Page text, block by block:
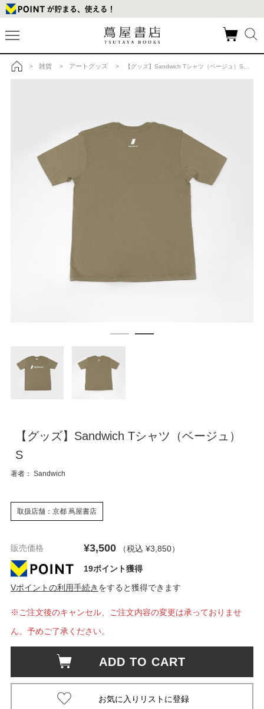
> 雑貨 > アートグッズ > 【グッズ】Sandwich Tシャツ（ベージュ）Sの商品詳細
【グッズ】Sandwich Tシャツ（ベージュ）
S
著者： Sandwich
取扱店舗：京都 蔦屋書店
販売価格 ¥3,500 （税込 ¥3,850）
19ポイント獲得
Vポイントの利用手続き をすると獲得できます
※ご注文後のキャンセル、ご注文内容の変更は承っておりませ
ん。予めご了承ください。
ADD TO CART